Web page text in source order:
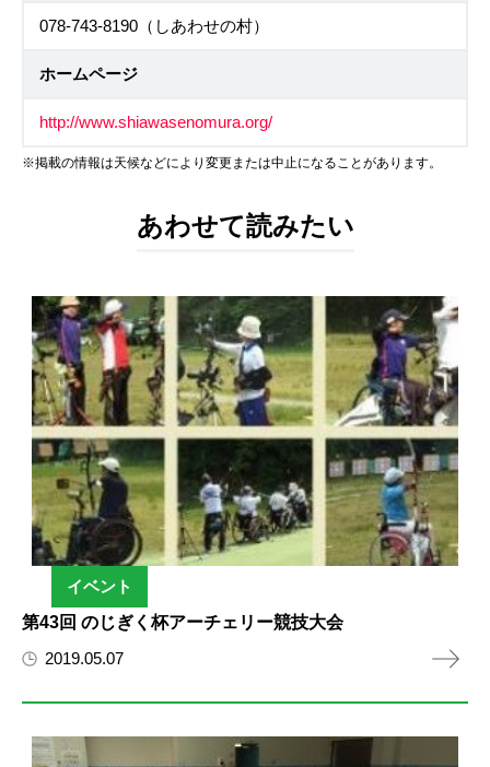
078-743-8190（しあわせの村）
ホームページ
http://www.shiawasenomura.org/
※掲載の情報は天候などにより変更または中止になることがあります。
あわせて読みたい
イベント
第43回 のじぎく杯アーチェリー競技大会
2019.05.07